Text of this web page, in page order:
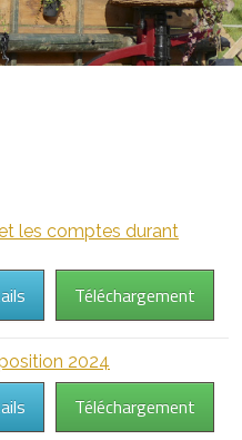
les comptes durant
Téléchargement
2024
Téléchargement